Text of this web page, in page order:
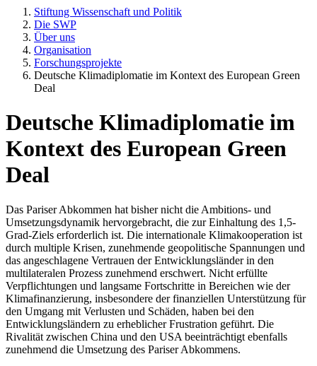
Stiftung Wissenschaft und Politik
Die SWP
Über uns
Organisation
Forschungsprojekte
Deutsche Klimadiplomatie im Kontext des European Green
Deal
Deutsche Klimadiplomatie im
Kontext des European Green
Deal
Das Pariser Abkommen hat bisher nicht die Ambitions- und
Umsetzungsdynamik hervorgebracht, die zur Einhaltung des 1,5-
Grad-Ziels erforderlich ist. Die internationale Klimakooperation ist
durch multiple Krisen, zunehmende geopolitische Spannungen und
das angeschlagene Vertrauen der Entwicklungsländer in den
multilateralen Prozess zunehmend erschwert. Nicht erfüllte
Verpflichtungen und langsame Fortschritte in Bereichen wie der
Klimafinanzierung, insbesondere der finanziellen Unterstützung für
den Umgang mit Verlusten und Schäden, haben bei den
Entwicklungsländern zu erheblicher Frustration geführt. Die
Rivalität zwischen China und den USA beeinträchtigt ebenfalls
zunehmend die Umsetzung des Pariser Abkommens.